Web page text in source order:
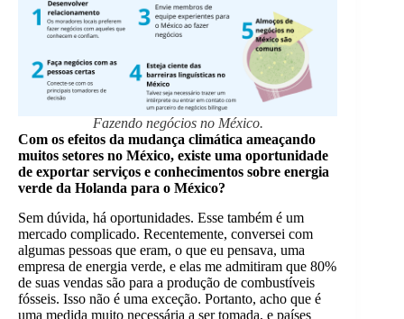
Fazendo negócios no México.
Com os efeitos da mudança climática ameaçando
muitos setores no México, existe uma oportunidade
de exportar serviços e conhecimentos sobre energia
verde da Holanda para o México?
Sem dúvida, há oportunidades. Esse também é um
mercado complicado. Recentemente, conversei com
algumas pessoas que eram, o que eu pensava, uma
empresa de energia verde, e elas me admitiram que 80%
de suas vendas são para a produção de combustíveis
fósseis. Isso não é uma exceção. Portanto, acho que é
uma medida muito necessária a ser tomada, e países